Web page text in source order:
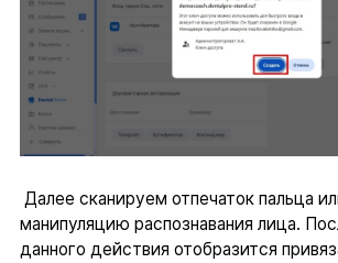
Далее сканируем отпечаток пальца
манипуляцию распознавания лица.
данного действия отобразится